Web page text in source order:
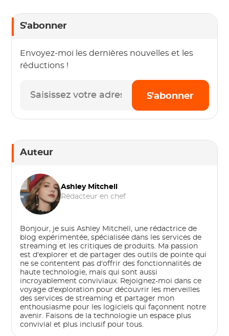
S'abonner
Envoyez-moi les dernières nouvelles et les
réductions !
S'abonner
Auteur
Ashley Mitchell
Rédacteur en chef
Bonjour, je suis Ashley Mitchell, une rédactrice de
blog expérimentée, spécialisée dans les services de
streaming et les critiques de produits. Ma passion
est d'explorer et de partager des outils de pointe qui
ne se contentent pas d'offrir des fonctionnalités de
haute technologie, mais qui sont aussi
incroyablement conviviaux. Rejoignez-moi dans ce
voyage d'exploration pour découvrir les merveilles
des services de streaming et partager mon
enthousiasme pour les logiciels qui façonnent notre
avenir. Faisons de la technologie un espace plus
convivial et plus inclusif pour tous.